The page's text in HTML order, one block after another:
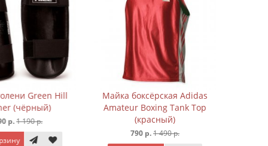
Green Hill
(чёрный)
1 190 р.
Майка боксёрская Adidas
Amateur Boxing Tank Top
(красный)
790 р. 1 490 р.